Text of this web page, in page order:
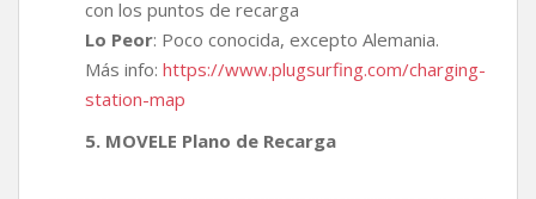
con los puntos de recarga
Lo Peor: Poco conocida, excepto Alemania.
Más info: https://www.plugsurfing.com/charging-
station-map
5. MOVELE Plano de Recarga